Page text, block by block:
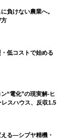
負けない農業へ。
低コストで始める
“電化”の現実解-ヒ
スハウス、反収1.5
る―シブヤ精機・